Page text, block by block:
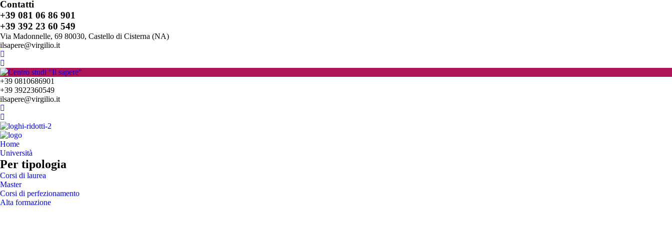
Contatti
+39 081 06 86 901
+39 392 23 60 549
Via Madonnelle, 69 80030, Castello di Cisterna (NA)
ilsapere@virgilio.it
+39 0810686901
+39 3922360549
ilsapere@virgilio.it
Home
Università
Per tipologia
Corsi di laurea
Master
Corsi di perfezionamento
Alta formazione